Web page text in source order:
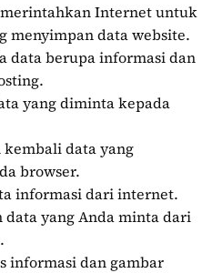
Internet untuk
menyimpan data website.
data berupa informasi dan
yang diminta kepada
data yang
browser.
informasi dari internet.
yang Anda minta dari
informasi dan gambar